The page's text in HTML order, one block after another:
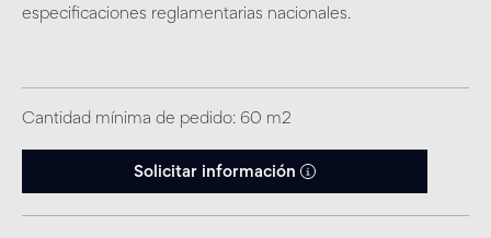
especificaciones reglamentarias nacionales.
Cantidad mínima de pedido: 60 m2
Solicitar información